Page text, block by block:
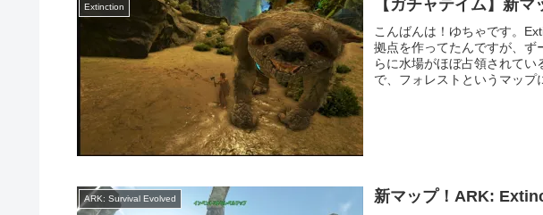
Extinction
こんばんは！ゆちゃです。
拠点を作ってたんですが、ず
らに水場がほぼ占領されてい
で、フォレストというマップ
ARK: Survival Evolved 新マップ！ARK: